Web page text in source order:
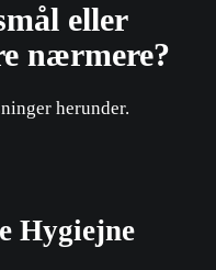
eller
nærmere?
herunder.
Hygiejne